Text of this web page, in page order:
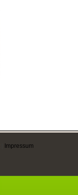
Impressum